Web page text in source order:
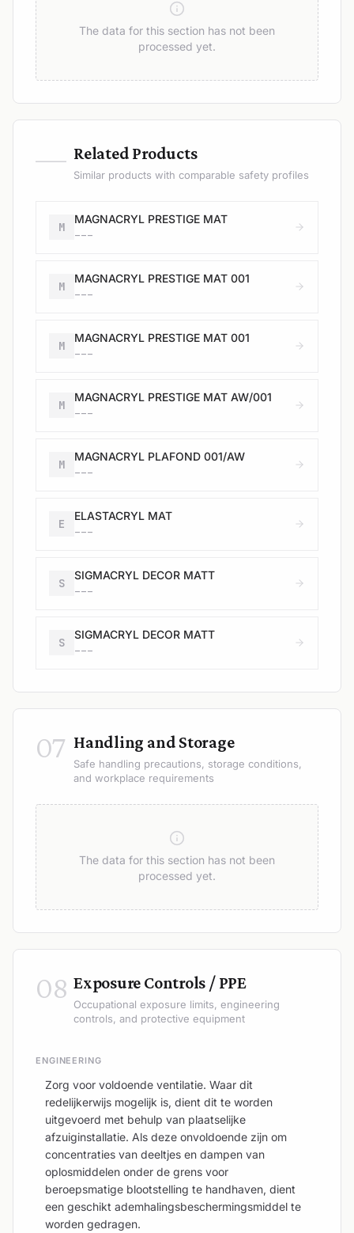
The data for this section has not been
processed yet.
— Related Products
Similar products with comparable safety profiles
M
MAGNACRYL PRESTIGE MAT
---
M
MAGNACRYL PRESTIGE MAT 001
---
M
MAGNACRYL PRESTIGE MAT 001
---
M
MAGNACRYL PRESTIGE MAT AW/001
---
M
MAGNACRYL PLAFOND 001/AW
---
E
ELASTACRYL MAT
---
S
SIGMACRYL DECOR MATT
---
S
SIGMACRYL DECOR MATT
---
07 Handling and Storage
Safe handling precautions, storage conditions,
and workplace requirements
The data for this section has not been
processed yet.
08 Exposure Controls / PPE
Occupational exposure limits, engineering
controls, and protective equipment
ENGINEERING
Zorg voor voldoende ventilatie. Waar dit
redelijkerwijs mogelijk is, dient dit te worden
uitgevoerd met behulp van plaatselijke
afzuiginstallatie. Als deze onvoldoende zijn om
concentraties van deeltjes en dampen van
oplosmiddelen onder de grens voor
beroepsmatige blootstelling te handhaven, dient
een geschikt ademhalingsbeschermingsmiddel te
worden gedragen.